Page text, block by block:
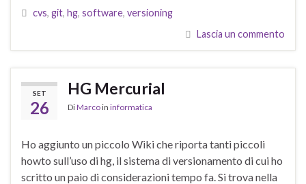
cvs, git, hg, software, versioning
Lascia un commento
SET
26
HG Mercurial
DiMarcoin informatica
Ho aggiunto un piccolo Wiki che riporta tanti piccoli
howto sull’uso di hg, il sistema di versionamento di cui ho
scritto un paio di considerazioni tempo fa. Si trova nella